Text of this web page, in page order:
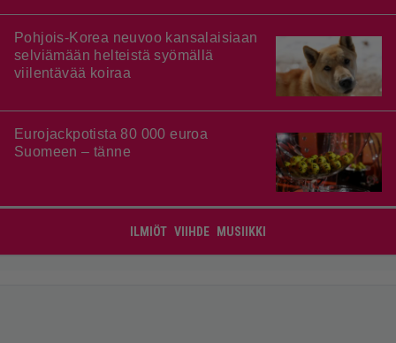
Pohjois-Korea neuvoo kansalaisiaan
selviämään helteistä syömällä
viilentävää koiraa
Eurojackpotista 80 000 euroa
Suomeen – tänne
ILMIÖT VIIHDE MUSIIKKI